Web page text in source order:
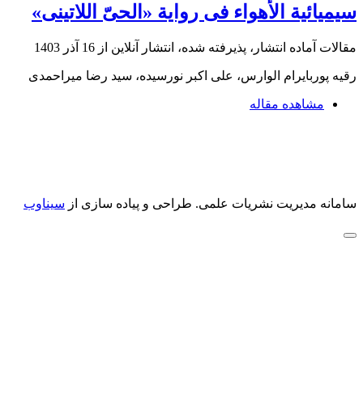
سیمیائیة الأهواء فی روایة «الحیّ اللاتینی»
مقالات آماده انتشار، پذیرفته شده، انتشار آنلاین از 16 آذر 1403
رقیه پوربایرام الوارس، علی اکبر نورسیده، سید رضا میراحمدی
مشاهده مقاله
سامانه مدیریت نشریات علمی. طراحی و پیاده سازی از سیناوب